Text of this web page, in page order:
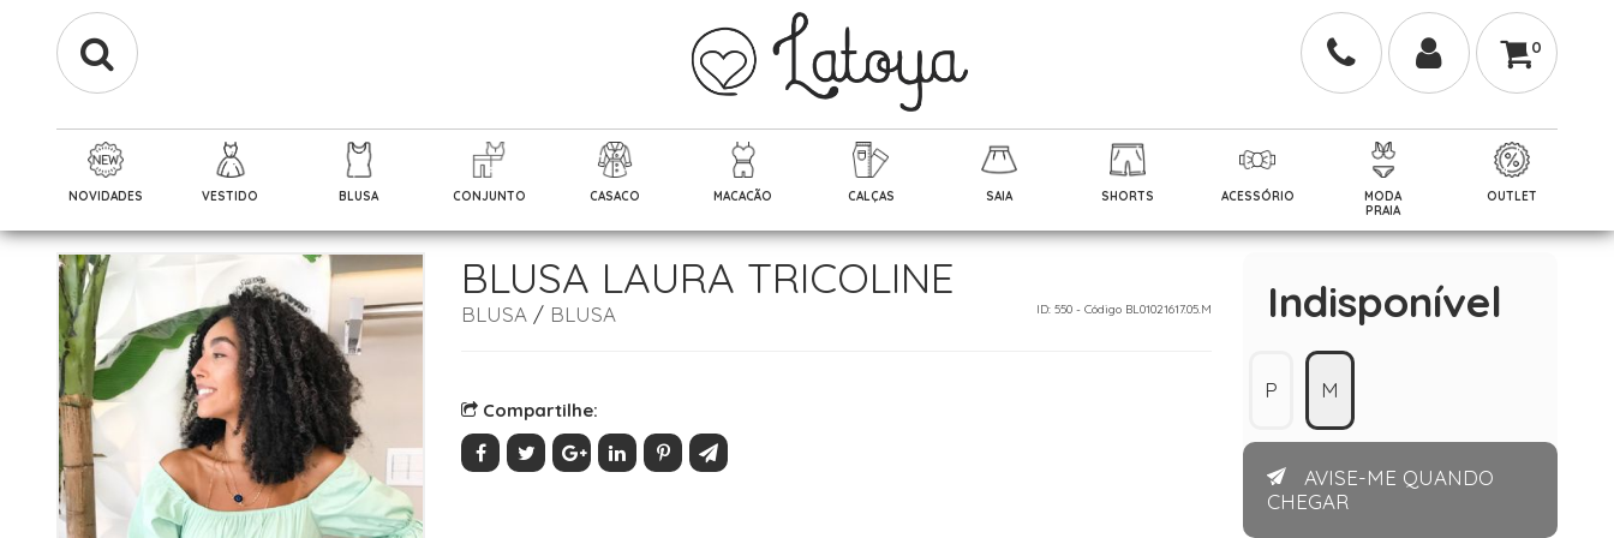
0
NOVIDADES VESTIDO BLUSA CONJUNTO CASACO MACACÃO CALÇAS SAIA SHORTS ACESSÓRIO
MODA
PRAIA
OUTLET
BLUSA LAURA TRICOLINE
BLUSA / BLUSA ID: 550 - Código BL01021617.05.M
Compartilhe:
Indisponível
P M
AVISE-ME QUANDO
CHEGAR